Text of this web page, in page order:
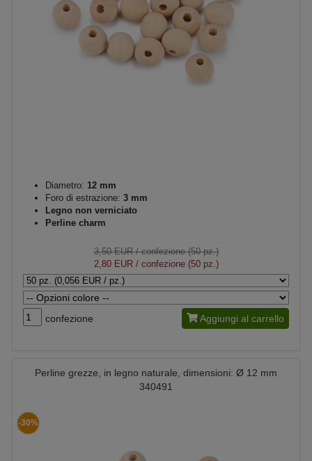
Diametro: 12 mm
Foro di estrazione: 3 mm
Legno non verniciato
Perline charm
3,50 EUR/ confezione (50 pz.)
2,80 EUR/ confezione (50 pz.)
confezione Aggiungi al carrello
Perline grezze, in legno naturale, dimensioni: Ø 12 mm
340491
-30%